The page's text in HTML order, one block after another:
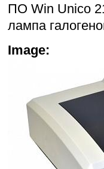
ПО Win Unico
лампа
Image: